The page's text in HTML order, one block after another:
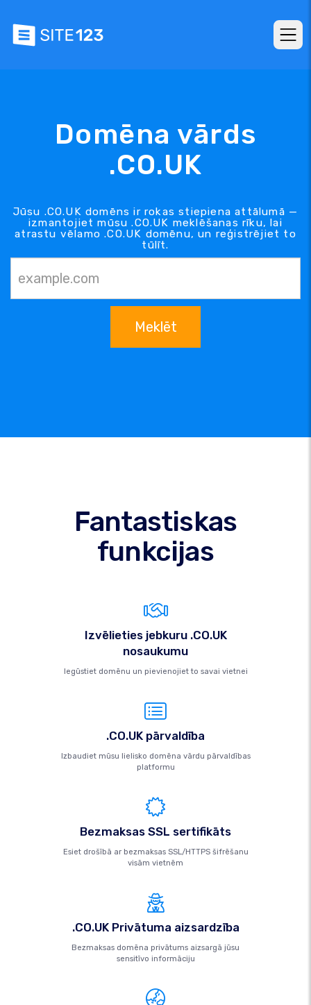
Domēna vārds
.CO.UK
Jūsu .CO.UK domēns ir rokas stiepiena attālumā —
izmantojiet mūsu .CO.UK meklēšanas rīku, lai
atrastu vēlamo .CO.UK domēnu, un reģistrējiet to
tūlīt.
Meklēt
Fantastiskas
funkcijas
Izvēlieties jebkuru .CO.UK
nosaukumu
Iegūstiet domēnu un pievienojiet to savai vietnei
.CO.UK pārvaldība
Izbaudiet mūsu lielisko domēna vārdu pārvaldības
platformu
Bezmaksas SSL sertifikāts
Esiet drošībā ar bezmaksas SSL/HTTPS šifrēšanu
visām vietnēm
.CO.UK Privātuma aizsardzība
Bezmaksas domēna privātums aizsargā jūsu
sensitīvo informāciju